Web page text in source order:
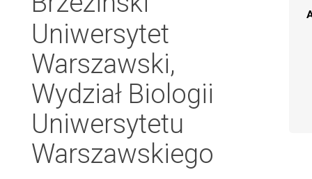
Uniwersytet
Warszawski,
Wydział Biologii
Uniwersytetu
Warszawskiego